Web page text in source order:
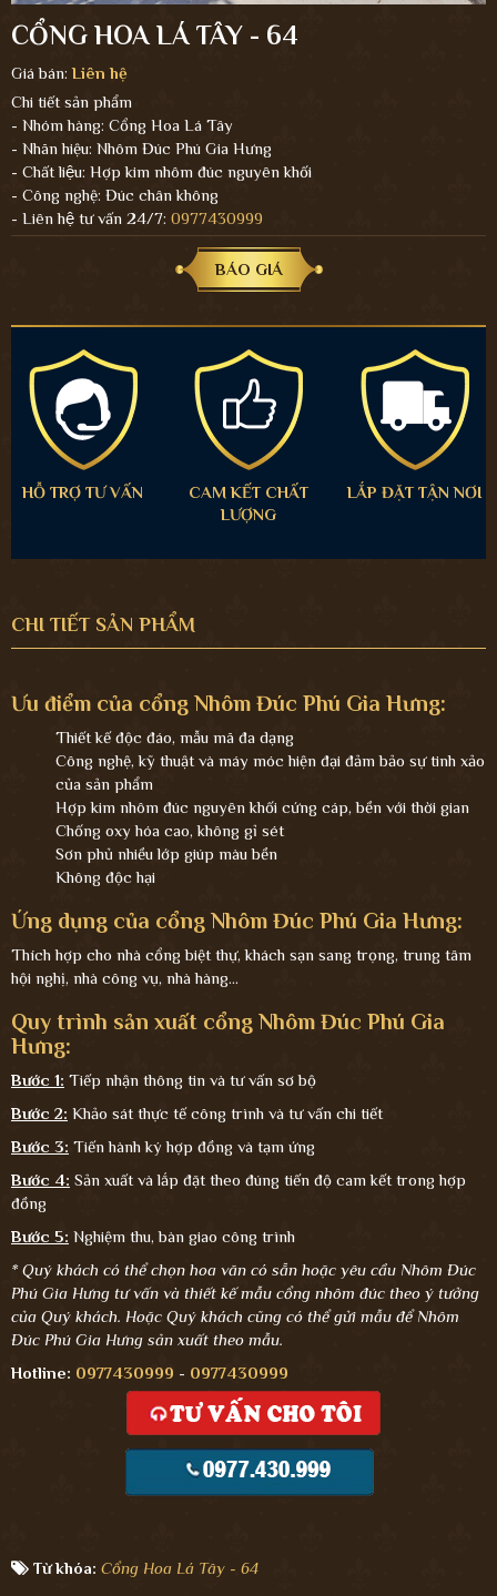
CỔNG HOA LÁ TÂY - 64
Giá bán:Liên hệ
Chi tiết sản phẩm
- Nhóm hàng: Cổng Hoa Lá Tây
- Nhãn hiệu: Nhôm Đúc Phú Gia Hưng
- Chất liệu: Hợp kim nhôm đúc nguyên khối
- Công nghệ: Đúc chân không
- Liên hệ tư vấn 24/7: 0977430999
BÁO GIÁ
HỖ TRỢ TƯ VẤN
CAM KẾT CHẤT
LƯỢNG
LẮP ĐẶT TẬN NƠI
CHI TIẾT SẢN PHẨM
Ưu điểm của cổng Nhôm Đúc Phú Gia Hưng:
Thiết kế độc đáo, mẫu mã đa dạng
Công nghệ, kỹ thuật và máy móc hiện đại đảm bảo sự tinh xảo
của sản phẩm
Hợp kim nhôm đúc nguyên khối cứng cáp, bền với thời gian
Chống oxy hóa cao, không gỉ sét
Sơn phủ nhiều lớp giúp màu bền
Không độc hại
Ứng dụng của cổng Nhôm Đúc Phú Gia Hưng:
Thích hợp cho nhà cổng biệt thự, khách sạn sang trọng, trung tâm
hội nghị, nhà công vụ, nhà hàng...
Quy trình sản xuất cổng Nhôm Đúc Phú Gia
Hưng:
Bước 1: Tiếp nhận thông tin và tư vấn sơ bộ
Bước 2: Khảo sát thực tế công trình và tư vấn chi tiết
Bước 3: Tiến hành ký hợp đồng và tạm ứng
Bước 4: Sản xuất và lắp đặt theo đúng tiến độ cam kết trong hợp
đồng
Bước 5: Nghiệm thu, bàn giao công trình
* Quý khách có thể chọn hoa văn có sẵn hoặc yêu cầu Nhôm Đúc
Phú Gia Hưng tư vấn và thiết kế mẫu cổng nhôm đúc theo ý tưởng
của Quý khách. Hoặc Quý khách cũng có thể gửi mẫu để Nhôm
Đúc Phú Gia Hưng sản xuất theo mẫu.
Hotline: 0977430999 - 0977430999
Từ khóa: Cổng Hoa Lá Tây - 64